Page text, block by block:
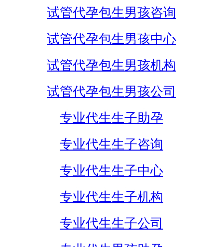
试管代孕包生男孩咨询
试管代孕包生男孩中心
试管代孕包生男孩机构
试管代孕包生男孩公司
专业代生生子助孕
专业代生生子咨询
专业代生生子中心
专业代生生子机构
专业代生生子公司